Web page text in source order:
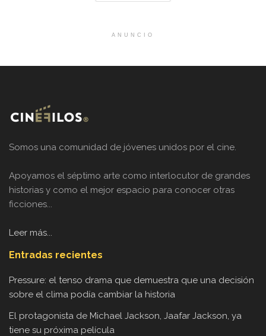
ANUNCIO
Somos una comunidad de jóvenes unidos por el cine.
Apoyamos el séptimo arte como interlocutor de grandes
historias y como el mejor espacio para conocer otras
ficciones...
Leer más...
Entradas recientes
Pressure: el tenso drama que demuestra que una decisión
sobre el clima podía cambiar la historia
El protagonista de Michael Jackson, Jaafar Jackson, ya
tiene su próxima película